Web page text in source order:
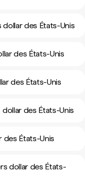
dollar des États-Unis
des États-Unis
des États-Unis
des États-Unis
des États-Unis
dollar des États-